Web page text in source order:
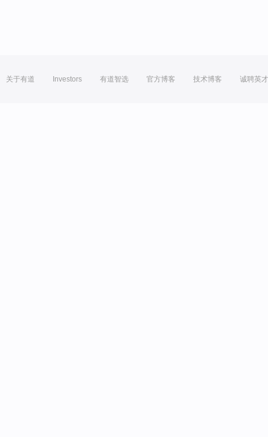
关于有道 Investors 有道智选 官方博客 技术博客 诚聘英才